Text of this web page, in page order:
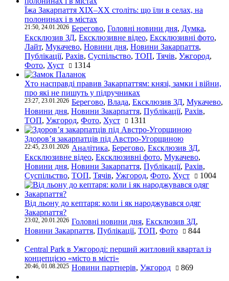
Їжа Закарпаття ХІХ–ХХ століть: що їли в селах, на
полонинах і в містах
21:50, 24.01.2026 Берегово, Головні новини дня, Думка,
Ексклюзив ЗД, Ексклюзивне відео, Ексклюзивні фото,
Лайт, Мукачево, Новини дня, Новини Закарпаття,
Публікації, Рахів, Суспільство, ТОП, Тячів, Ужгород,
Фото, Хуст 1314
Хто насправді правив Закарпаттям: князі, замки і війни,
про які не пишуть у підручниках
23:27, 23.01.2026 Берегово, Влада, Ексклюзив ЗД, Мукачево,
Новини дня, Новини Закарпаття, Публікації, Рахів,
ТОП, Ужгород, Фото, Хуст 1311
Здоров’я закарпатців під Австро-Угорщиною
22:45, 23.01.2026 Аналітика, Берегово, Ексклюзив ЗД,
Ексклюзивне відео, Ексклюзивні фото, Мукачево,
Новини дня, Новини Закарпаття, Публікації, Рахів,
Суспільство, ТОП, Тячів, Ужгород, Фото, Хуст 1004
Від льону до кептаря: коли і як народжувався одяг
Закарпаття?
23:02, 20.01.2026 Головні новини дня, Ексклюзив ЗД,
Новини Закарпаття, Публікації, ТОП, Фото 844
Central Park в Ужгороді: перший житловий квартал із
концепцією «місто в місті»
20:46, 01.08.2025 Новини партнерів, Ужгород 869